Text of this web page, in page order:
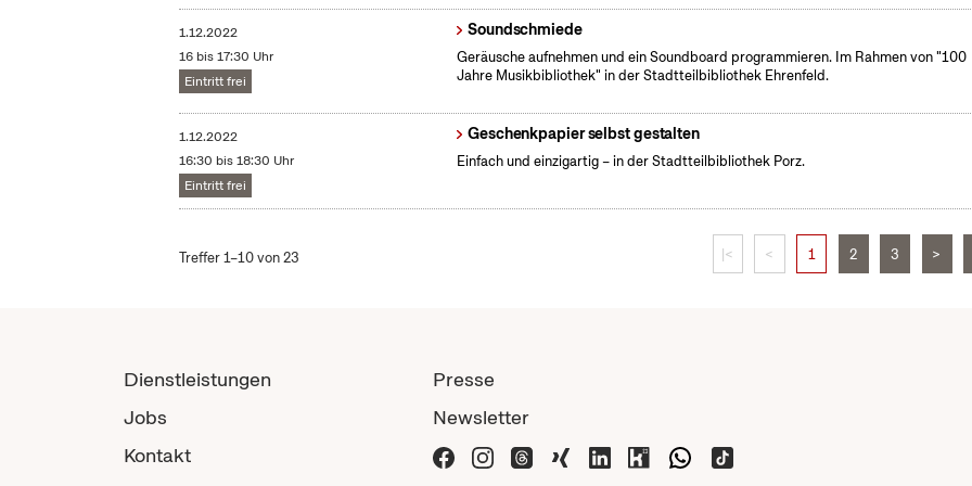
1.12.2022
16 bis 17:30 Uhr
Eintritt frei
Soundschmiede
Geräusche aufnehmen und ein Soundboard programmieren. Im Rahmen von "100
Jahre Musikbibliothek" in der Stadtteilbibliothek Ehrenfeld.
1.12.2022
16:30 bis 18:30 Uhr
Eintritt frei
Geschenkpapier selbst gestalten
Einfach und einzigartig – in der Stadtteilbibliothek Porz.
Treffer 1–10 von 23 |< < 1 2 3 >
Dienstleistungen
Jobs
Kontakt
Presse
Newsletter